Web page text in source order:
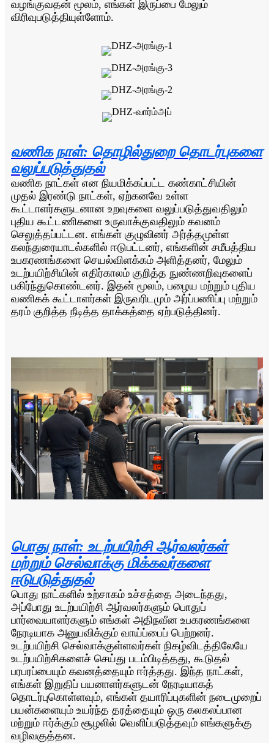
வழங்குவதன் மூலம், எங்கள் இருப்பை மேலும்
விரிவுபடுத்தியுள்ளோம்.
வணிக நாள்: தொழில்துறை தொடர்புகளை
வலுப்படுத்துதல்
வணிக நாட்கள் என நியமிக்கப்பட்ட கண்காட்சியின்
முதல் இரண்டு நாட்கள், ஏற்கனவே உள்ள
கூட்டாளர்களுடனான உறவுகளை வலுப்படுத்துவதிலும்
புதிய கூட்டணிகளை உருவாக்குவதிலும் கவனம்
செலுத்தப்பட்டன. எங்கள் குழுவினர் அர்த்தமுள்ள
கலந்துரையாடல்களில் ஈடுபட்டனர், எங்களின் சமீபத்திய
உபகரணங்களை செயல்விளக்கம் அளித்தனர், மேலும்
உடற்பயிற்சியின் எதிர்காலம் குறித்த நுண்ணறிவுகளைப்
பகிர்ந்துகொண்டனர். இதன் மூலம், பழைய மற்றும் புதிய
வணிகக் கூட்டாளர்கள் இருவரிடமும் அர்ப்பணிப்பு மற்றும்
தரம் குறித்த நீடித்த தாக்கத்தை ஏற்படுத்தினர்.
பொது நாள்: உடற்பயிற்சி ஆர்வலர்கள்
மற்றும் செல்வாக்கு மிக்கவர்களை
ஈடுபடுத்துதல்
பொது நாட்களில் உற்சாகம் உச்சத்தை அடைந்தது,
அப்போது உடற்பயிற்சி ஆர்வலர்களும் பொதுப்
பார்வையாளர்களும் எங்கள் அதிநவீன உபகரணங்களை
நேரடியாக அனுபவிக்கும் வாய்ப்பைப் பெற்றனர்.
உடற்பயிற்சி செல்வாக்குள்ளவர்கள் நிகழ்விடத்திலேயே
உடற்பயிற்சிகளைச் செய்து படம்பிடித்தது, கூடுதல்
பரபரப்பையும் கவனத்தையும் ஈர்த்தது. இந்த நாட்கள்,
எங்கள் இறுதிப் பயனாளர்களுடன் நேரடியாகத்
தொடர்புகொள்ளவும், எங்கள் தயாரிப்புகளின் நடைமுறைப்
பயன்களையும் உயர்ந்த தரத்தையும் ஒரு கலகலப்பான
மற்றும் ஈர்க்கும் சூழலில் வெளிப்படுத்தவும் எங்களுக்கு
வழிவகுத்தன.